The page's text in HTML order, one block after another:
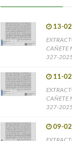
13-
CAÑETE
327-
11-
CAÑETE
327-
09-